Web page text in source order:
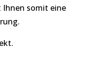
somit eine